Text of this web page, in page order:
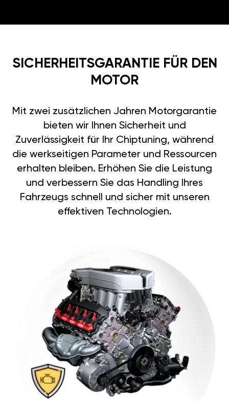
SICHERHEITSGARANTIE FÜR DEN
MOTOR
Mit zwei zusätzlichen Jahren Motorgarantie
bieten wir Ihnen Sicherheit und
Zuverlässigkeit für Ihr Chiptuning, während
die werkseitigen Parameter und Ressourcen
erhalten bleiben. Erhöhen Sie die Leistung
und verbessern Sie das Handling Ihres
Fahrzeugs schnell und sicher mit unseren
effektiven Technologien.